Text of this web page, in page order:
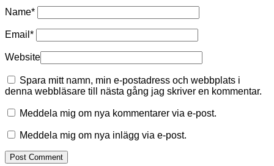
Name*
Email *
Website
Spara mitt namn, min e-postadress och webbplats i
denna webbläsare till nästa gång jag skriver en kommentar.
Meddela mig om nya kommentarer via e-post.
Meddela mig om nya inlägg via e-post.